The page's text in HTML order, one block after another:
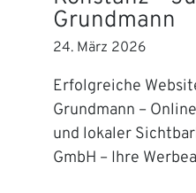
Grundmann
24. März 2026
Erfolgreiche
Grundmann –
und lokaler
GmbH – Ihre